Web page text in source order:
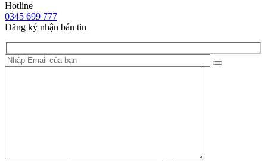
Hotline
0345 699 777
Đăng ký nhận bản tin